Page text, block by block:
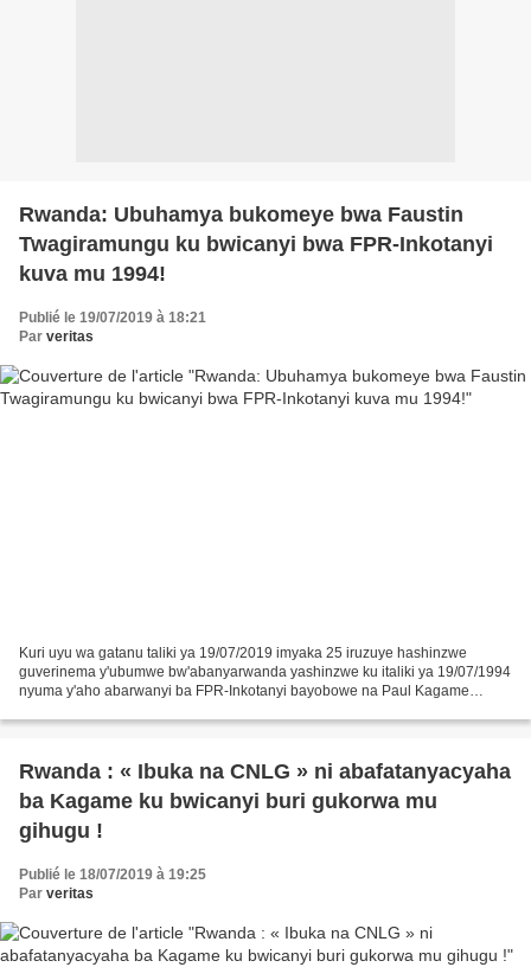
Rwanda: Ubuhamya bukomeye bwa Faustin
Twagiramungu ku bwicanyi bwa FPR-Inkotanyi
kuva mu 1994!
Publié le 19/07/2019 à 18:21
Par veritas
Kuri uyu wa gatanu taliki ya 19/07/2019 imyaka 25 iruzuye hashinzwe
guverinema y'ubumwe bw'abanyarwanda yashinzwe ku italiki ya 19/07/1994
nyuma y'aho abarwanyi ba FPR-Inkotanyi bayobowe na Paul Kagame
Rwanda : « Ibuka na CNLG » ni abafatanyacyaha
ba Kagame ku bwicanyi buri gukorwa mu
gihugu !
Publié le 18/07/2019 à 19:25
Par veritas